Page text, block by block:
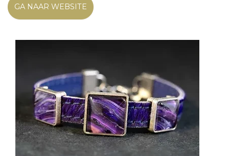
GA NAAR WEBSITE